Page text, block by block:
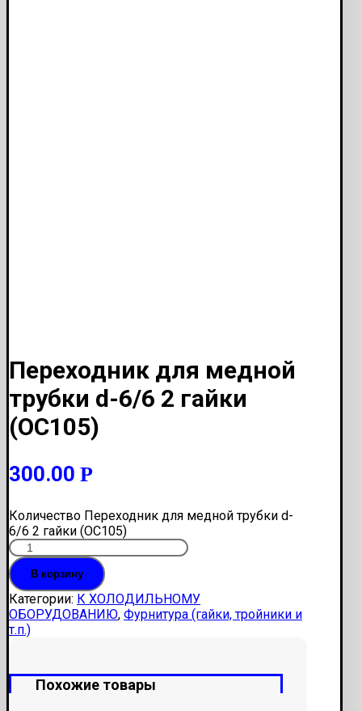
Переходник для медной
трубки d-6/6 2 гайки
(ОС105)
300.00 Р
Количество Переходник для медной трубки d-
6/6 2 гайки (ОС105)
В корзину
Категории: К ХОЛОДИЛЬНОМУ
ОБОРУДОВАНИЮ, Фурнитура (гайки, тройники и
т.п.)
Похожие товары